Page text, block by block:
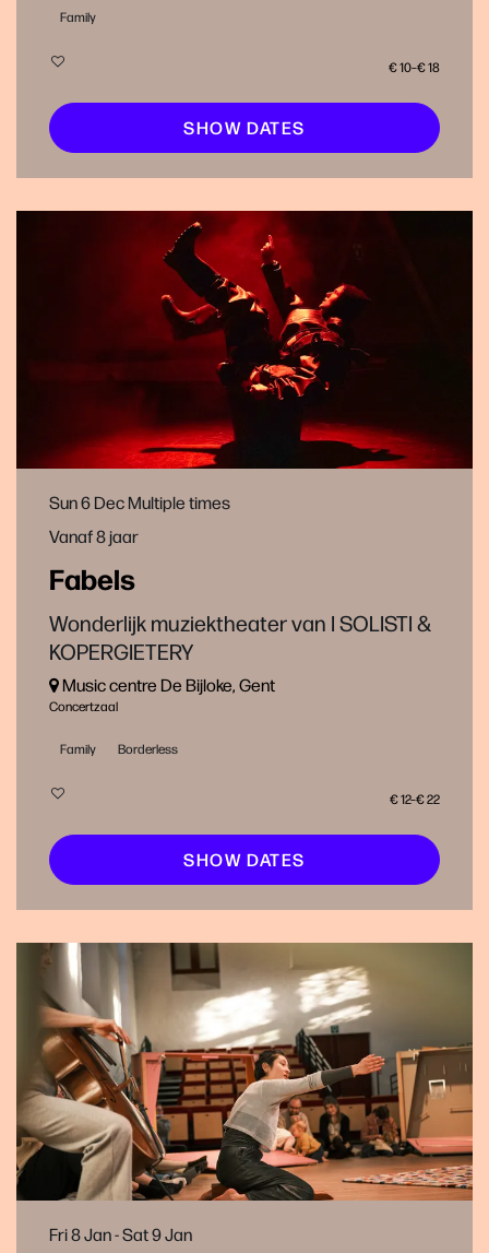
Family
€ 10–€ 18
SHOW DATES
Fabels
Wonderlijk muziektheater van I SOLISTI &
KOPERGIETERY
Vanaf 8 jaar
Sun 6 DecMultiple times
Music centre De Bijloke, Gent
Concertzaal
Family Borderless
€ 12–€ 22
SHOW DATES
Fri 8 Jan-Sat 9 Jan